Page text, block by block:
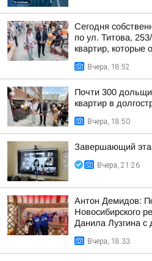
Сегодня
по ул. Титова,
квартир, которые
Вчера, 18:52
Почти 300
квартир в
Вчера, 18:50
Завершающий
Вчера, 21:26
Антон Демидов:
Новосибирского
Данила Лузгина
Вчера, 18:33